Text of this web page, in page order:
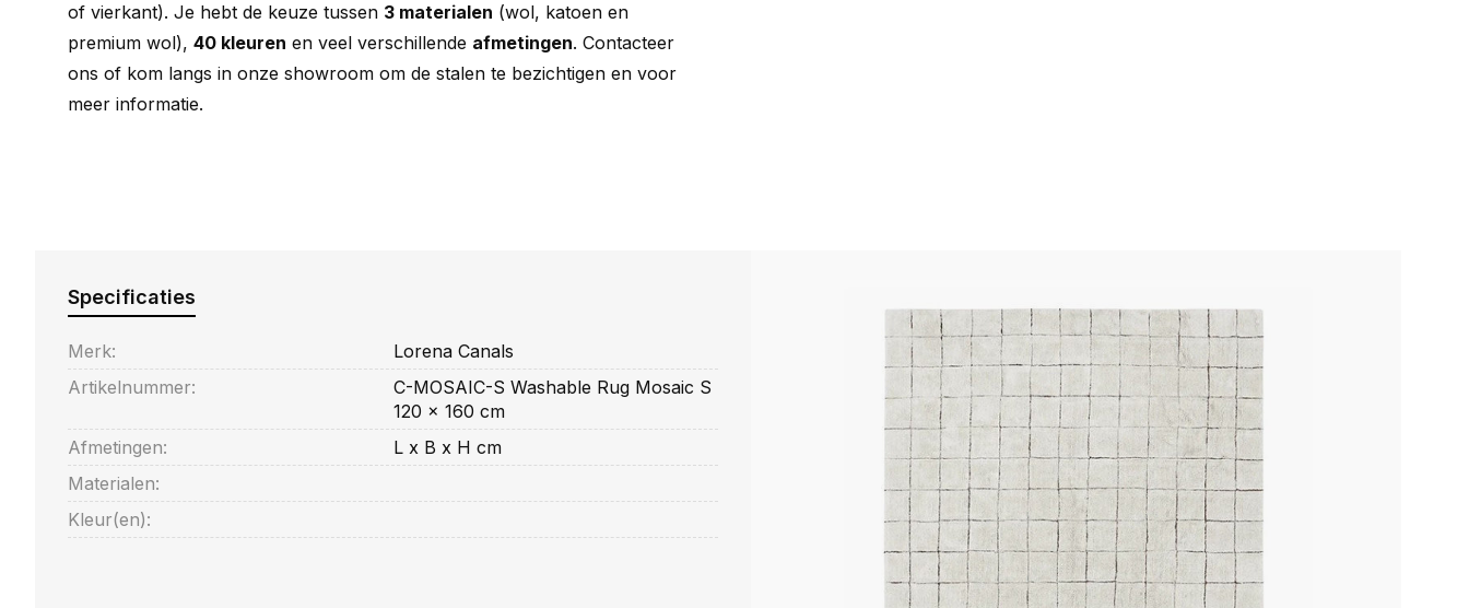
of vierkant). Je hebt de keuze tussen 3 materialen (wol, katoen en
premium wol), 40 kleuren en veel verschillende afmetingen. Contacteer
ons of kom langs in onze showroom om de stalen te bezichtigen en voor
meer informatie.
Specificaties
Merk:
Lorena Canals
Artikelnummer:
C-MOSAIC-S Washable Rug Mosaic S
120 x 160 cm
Afmetingen:
L x B x H cm
Materialen:
Kleur(en):